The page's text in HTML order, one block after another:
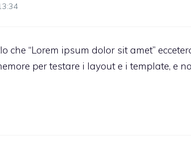
che “Lorem ipsum dolor sit amet”
per testare i layout e i template, e